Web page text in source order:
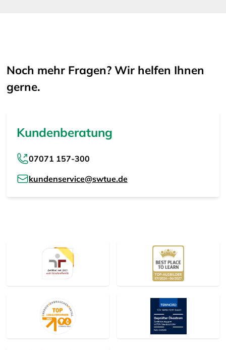
Noch mehr Fragen? Wir helfen Ihnen
gerne.
Kundenberatung
07071 157-300
kundenservice@swtue.de